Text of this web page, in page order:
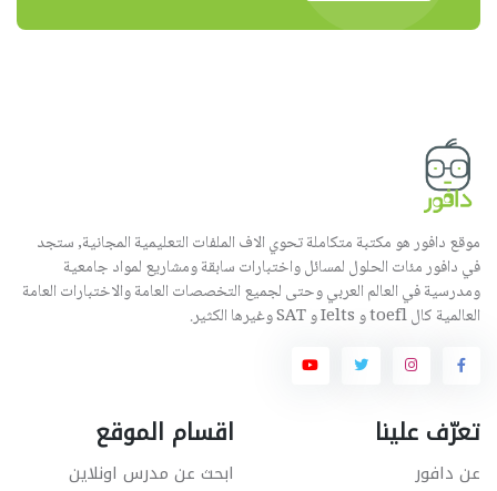
موقع دافور هو مكتبة متكاملة تحوي الاف الملفات التعليمية المجانية, ستجد
في دافور مئات الحلول لمسائل واختبارات سابقة ومشاريع لمواد جامعية
ومدرسية في العالم العربي وحتى لجميع التخصصات العامة والاختبارات العامة
العالمية كال toefl و Ielts و SAT وغيرها الكثير.
تعرّف علينا
عن دافور
اقسام الموقع
ابحث عن مدرس اونلاين